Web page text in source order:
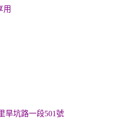
用
旱坑路一段501號